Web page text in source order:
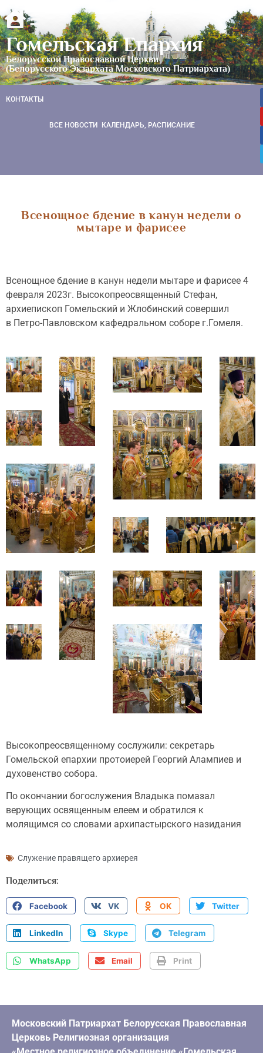
Гомельская Епархия
Белорусской Православной Церкви
(Белорусского Экзархата Московского Патриархата)
КОНТАКТЫ
ВСЕ НОВОСТИ КАЛЕНДАРЬ, РАСПИСАНИЕ
Всенощное бдение в канун недели о
мытаре и фарисее
Всенощное бдение в канун недели мытаре и фарисее 4
февраля 2023г. Высокопреосвященный Стефан,
архиепископ Гомельский и Жлобинский совершил
в Петро-Павловском кафедральном соборе г.Гомеля.
Высокопреосвященному сослужили: секретарь
Гомельской епархии протоиерей Георгий Алампиев и
духовенство собора.
По окончании богослужения Владыка помазал
верующих освященным елеем и обратился к
молящимся со словами архипастырского назидания
Служение правящего архиерея
Поделиться:
Facebook VK OK Twitter
LinkedIn Skype Telegram
WhatsApp Email Print
Московский Патриархат Белорусская Православная
Церковь Религиозная организация